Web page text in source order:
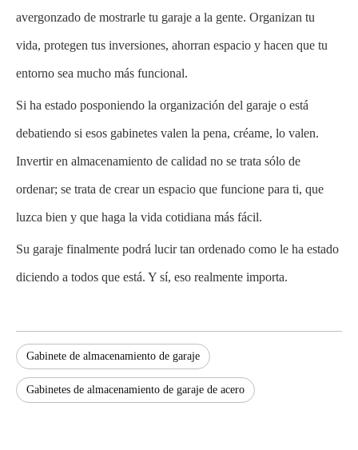
avergonzado de mostrarle tu garaje a la gente. Organizan tu
vida, protegen tus inversiones, ahorran espacio y hacen que tu
entorno sea mucho más funcional.
Si ha estado posponiendo la organización del garaje o está
debatiendo si esos gabinetes valen la pena, créame, lo valen.
Invertir en almacenamiento de calidad no se trata sólo de
ordenar; se trata de crear un espacio que funcione para ti, que
luzca bien y que haga la vida cotidiana más fácil.
Su garaje finalmente podrá lucir tan ordenado como le ha estado
diciendo a todos que está. Y sí, eso realmente importa.
Gabinete de almacenamiento de garaje
Gabinetes de almacenamiento de garaje de acero